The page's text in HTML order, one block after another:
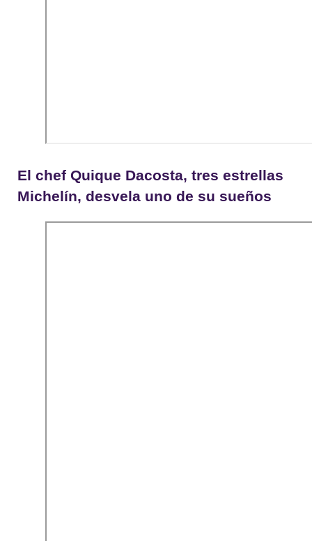
El chef Quique Dacosta, tres estrellas
Michelín, desvela uno de su sueños